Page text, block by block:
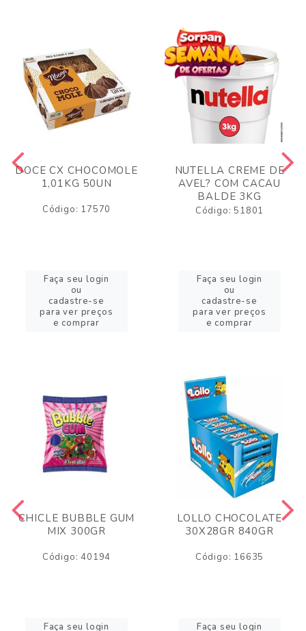
DOCE CX CHOCOMOLE
1,01KG 50UN
Código: 17570
Faça seu login
ou
cadastre-se
para ver preços
e comprar
NUTELLA CREME DE
AVEL? COM CACAU
BALDE 3KG
Código: 51801
Faça seu login
ou
cadastre-se
para ver preços
e comprar
CHICLE BUBBLE GUM
MIX 300GR
Código: 40194
Faça seu login
LOLLO CHOCOLATE
30X28GR 840GR
Código: 16635
Faça seu login